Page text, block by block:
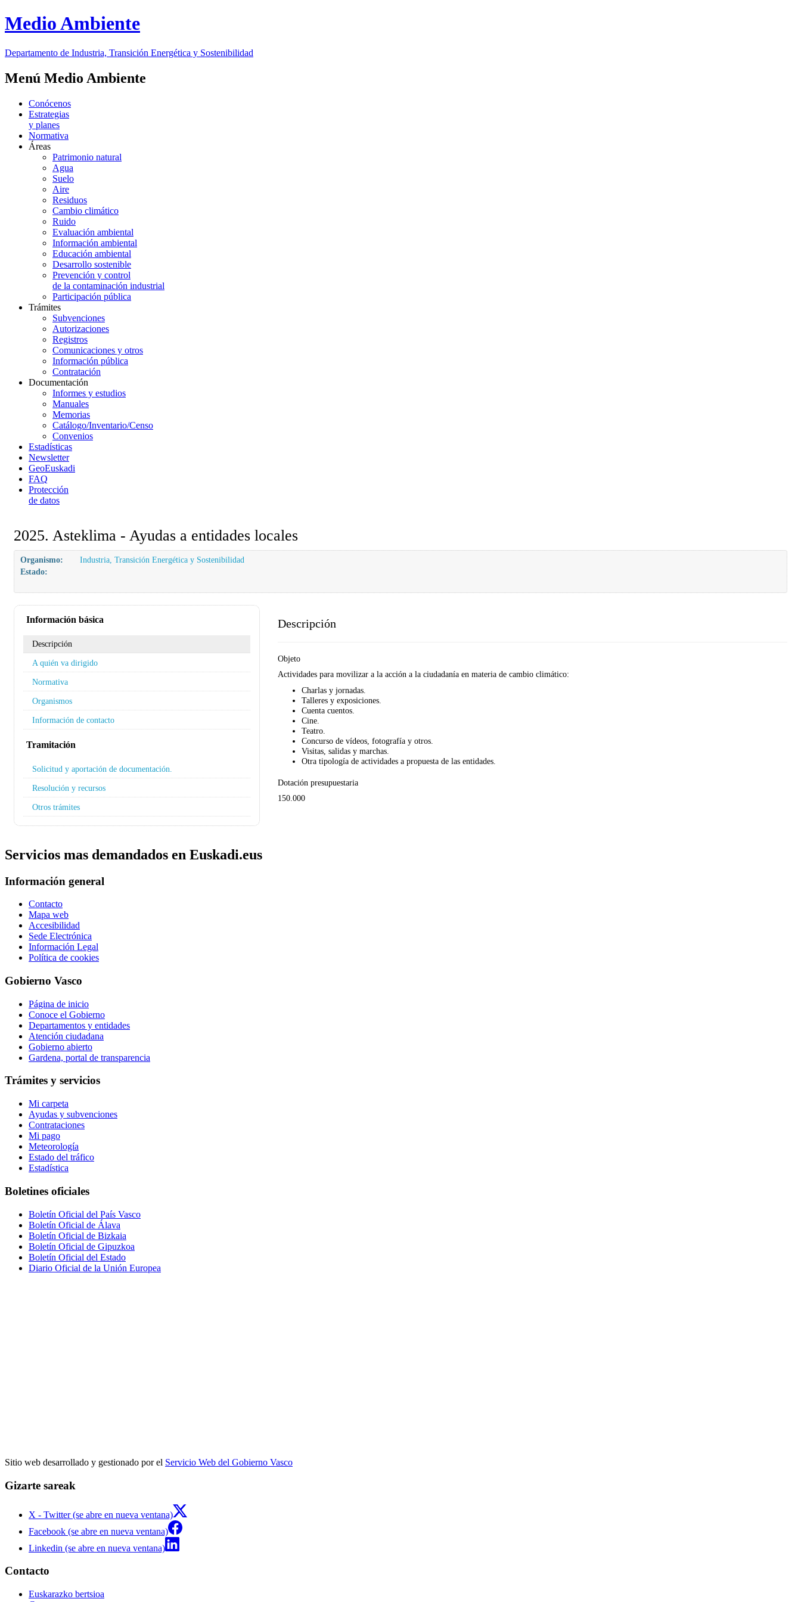
Medio Ambiente
Departamento de Industria, Transición Energética y Sostenibilidad
Menú Medio Ambiente
Conócenos
Estrategias
y planes
Normativa
Áreas
Patrimonio natural
Agua
Suelo
Aire
Residuos
Cambio climático
Ruido
Evaluación ambiental
Información ambiental
Educación ambiental
Desarrollo sostenible
Prevención y control
de la contaminación industrial
Participación pública
Trámites
Subvenciones
Autorizaciones
Registros
Comunicaciones y otros
Información pública
Contratación
Documentación
Informes y estudios
Manuales
Memorias
Catálogo/Inventario/Censo
Convenios
Estadísticas
Newsletter
GeoEuskadi
FAQ
Protección
de datos
2025. Asteklima - Ayudas a entidades locales
Organismo:
Industria, Transición Energética y Sostenibilidad
Estado:
Información básica
Descripción
A quién va dirigido
Normativa
Organismos
Información de contacto
Tramitación
Solicitud y aportación de documentación.
Resolución y recursos
Otros trámites
Descripción
Objeto
Actividades para movilizar a la acción a la ciudadanía en materia de cambio climático:
Charlas y jornadas.
Talleres y exposiciones.
Cuenta cuentos.
Cine.
Teatro.
Concurso de vídeos, fotografía y otros.
Visitas, salidas y marchas.
Otra tipología de actividades a propuesta de las entidades.
Dotación presupuestaria
150.000
Servicios mas demandados en Euskadi.eus
Información general
Contacto
Mapa web
Accesibilidad
Sede Electrónica
Información Legal
Política de cookies
Gobierno Vasco
Página de inicio
Conoce el Gobierno
Departamentos y entidades
Atención ciudadana
Gobierno abierto
Gardena, portal de transparencia
Trámites y servicios
Mi carpeta
Ayudas y subvenciones
Contrataciones
Mi pago
Meteorología
Estado del tráfico
Estadística
Boletines oficiales
Boletín Oficial del País Vasco
Boletín Oficial de Álava
Boletín Oficial de Bizkaia
Boletín Oficial de Gipuzkoa
Boletín Oficial del Estado
Diario Oficial de la Unión Europea
Sitio web desarrollado y gestionado por el Servicio Web del Gobierno Vasco
Gizarte sareak
X - Twitter (se abre en nueva ventana)
Facebook (se abre en nueva ventana)
Linkedin (se abre en nueva ventana)
Contacto
Euskarazko bertsioa